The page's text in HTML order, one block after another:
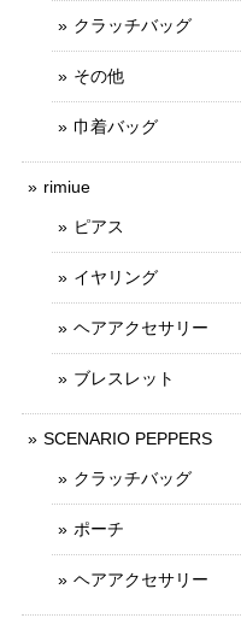
クラッチバッグ
その他
巾着バッグ
rimiue
ピアス
イヤリング
ヘアアクセサリー
ブレスレット
SCENARIO PEPPERS
クラッチバッグ
ポーチ
ヘアアクセサリー